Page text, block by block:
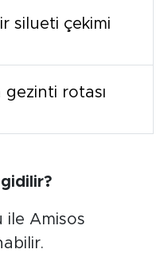
silueti çekimi
gezinti rotası
ile Amisos